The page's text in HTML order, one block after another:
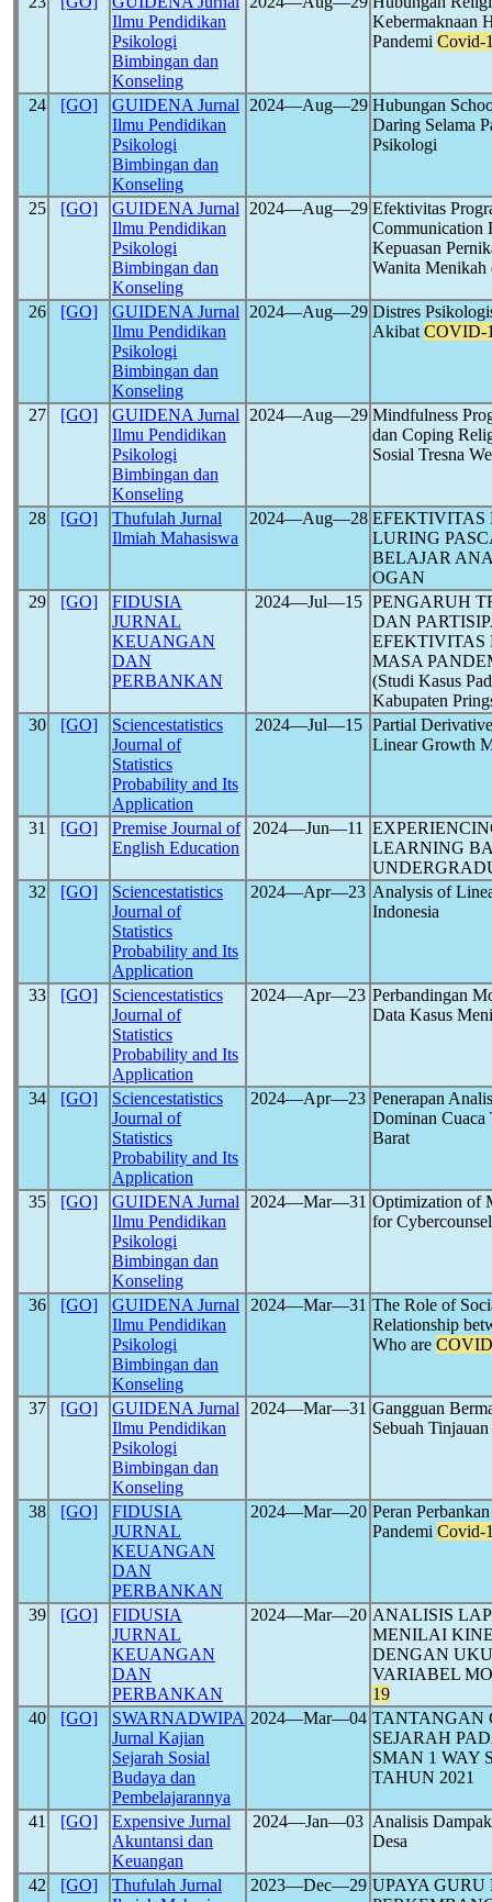
Ilmu Pendidikan
Psikologi
Bimbingan dan
Konseling
Kebermaknaan
Pandemi Covid-
24 [GO]
GUIDENA Jurnal
Ilmu Pendidikan
Psikologi
Bimbingan dan
Konseling
2024―Aug―29 Hubungan
Daring Selama
Psikologi
25 [GO]
GUIDENA Jurnal
Ilmu Pendidikan
Psikologi
Bimbingan dan
Konseling
2024―Aug―29 Efektivitas
Communication
Kepuasan
Wanita Menikah
26 [GO]
GUIDENA Jurnal
Ilmu Pendidikan
Psikologi
Bimbingan dan
Konseling
2024―Aug―29 Distres
Akibat COVID-
27 [GO]
GUIDENA Jurnal
Ilmu Pendidikan
Psikologi
Bimbingan dan
Konseling
2024―Aug―29 Mindfulness
dan Coping
Sosial Tresna
28 [GO]
Thufulah Jurnal
Ilmiah Mahasiswa
2024―Aug―28 EFEKTIVITAS
LURING
BELAJAR
OGAN
29
[GO]
FIDUSIA
JURNAL
KEUANGAN
DAN
PERBANKAN
2024―Jul―15 PENGARUH
DAN
EFEKTIVITAS
MASA
(Studi Kasus
Kabupaten
30
[GO]
Sciencestatistics
Journal of
Statistics
Probability and Its
Application
2024―Jul―15 Partial
Linear Growth
31 [GO]
Premise Journal of
English Education
2024―Jun―11
LEARNING
32
[GO]
Sciencestatistics
Journal of
Statistics
Probability and Its
Application
2024―Apr―23 Analysis of
Indonesia
33 [GO]
Sciencestatistics
Journal of
Statistics
Probability and Its
Application
2024―Apr―23 Perbandingan
Data Kasus
34 [GO]
Sciencestatistics
Journal of
Statistics
Probability and Its
Application
2024―Apr―23 Penerapan
Dominan Cuaca
Barat
35 [GO]
GUIDENA Jurnal
Ilmu Pendidikan
Psikologi
Bimbingan dan
Konseling
2024―Mar―31 Optimization of
for
36 [GO]
GUIDENA Jurnal
Ilmu Pendidikan
Psikologi
Bimbingan dan
Konseling
2024―Mar―31 The Role of
Relationship
Who are
37 [GO]
GUIDENA Jurnal
Ilmu Pendidikan
Psikologi
Bimbingan dan
Konseling
2024―Mar―31 Gangguan
Sebuah
38 [GO]
FIDUSIA
JURNAL
KEUANGAN
DAN
PERBANKAN
2024―Mar―20 Peran
Pandemi Covid-
39 [GO]
FIDUSIA
JURNAL
KEUANGAN
DAN
PERBANKAN
2024―Mar―20 ANALISIS
MENILAI
DENGAN
VARIABEL
19
40
[GO]
SWARNADWIPA
Jurnal Kajian
Sejarah Sosial
Budaya dan
Pembelajarannya
2024―Mar―04 TANTANGAN
SEJARAH
SMAN 1 WAY
TAHUN 2021
41 [GO]
Expensive Jurnal
Akuntansi dan
Keuangan
2024―Jan―03 Analisis
Desa
42 [GO]
Thufulah Jurnal
2023―Dec―29 UPAYA